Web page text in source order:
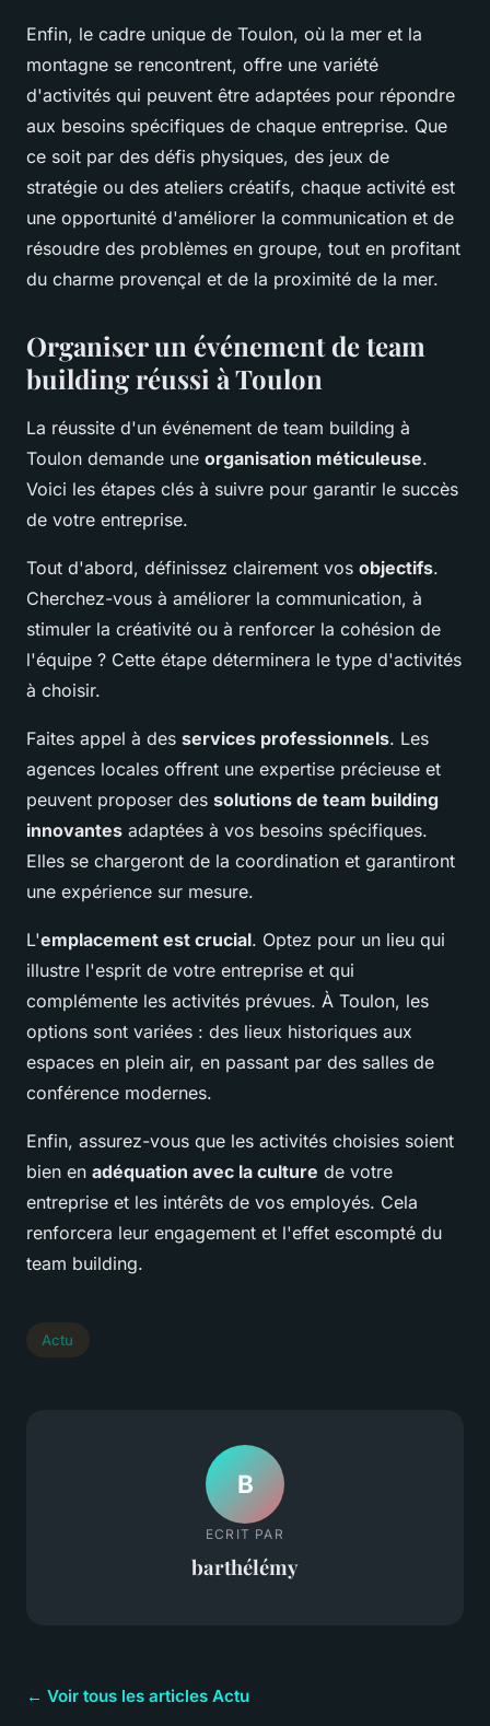
Enfin, le cadre unique de Toulon, où la mer et la
montagne se rencontrent, offre une variété
d'activités qui peuvent être adaptées pour répondre
aux besoins spécifiques de chaque entreprise. Que
ce soit par des défis physiques, des jeux de
stratégie ou des ateliers créatifs, chaque activité est
une opportunité d'améliorer la communication et de
résoudre des problèmes en groupe, tout en profitant
du charme provençal et de la proximité de la mer.
Organiser un événement de team
building réussi à Toulon
La réussite d'un événement de team building à
Toulon demande une organisation méticuleuse.
Voici les étapes clés à suivre pour garantir le succès
de votre entreprise.
Tout d'abord, définissez clairement vos objectifs.
Cherchez-vous à améliorer la communication, à
stimuler la créativité ou à renforcer la cohésion de
l'équipe ? Cette étape déterminera le type d'activités
à choisir.
Faites appel à des services professionnels. Les
agences locales offrent une expertise précieuse et
peuvent proposer des solutions de team building
innovantes adaptées à vos besoins spécifiques.
Elles se chargeront de la coordination et garantiront
une expérience sur mesure.
L'emplacement est crucial. Optez pour un lieu qui
illustre l'esprit de votre entreprise et qui
complémente les activités prévues. À Toulon, les
options sont variées : des lieux historiques aux
espaces en plein air, en passant par des salles de
conférence modernes.
Enfin, assurez-vous que les activités choisies soient
bien en adéquation avec la culture de votre
entreprise et les intérêts de vos employés. Cela
renforcera leur engagement et l'effet escompté du
team building.
Actu
B
ECRIT PAR
barthélémy
← Voir tous les articles Actu